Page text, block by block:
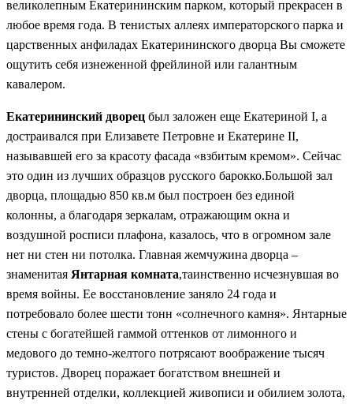
великолепным Екатерининским парком, который прекрасен в
любое время года. В тенистых аллеях императорского парка и
царственных анфиладах Екатерининского дворца Вы сможете
ощутить себя изнеженной фрейлиной или галантным
кавалером.
Екатерининский дворец был заложен еще Екатериной I, а
достраивался при Елизавете Петровне и Екатерине II,
называвшей его за красоту фасада «взбитым кремом». Сейчас
это один из лучших образцов русского барокко.Большой зал
дворца, площадью 850 кв.м был построен без единой
колонны, а благодаря зеркалам, отражающим окна и
воздушной росписи плафона, казалось, что в огромном зале
нет ни стен ни потолка. Главная жемчужина дворца –
знаменитая Янтарная комната,таинственно исчезнувшая во
время войны. Ее восстановление заняло 24 года и
потребовало более шести тонн «солнечного камня». Янтарные
стены с богатейшей гаммой оттенков от лимонного и
медового до темно-желтого потрясают воображение тысяч
туристов. Дворец поражает богатством внешней и
внутренней отделки, коллекцией живописи и обилием золота,